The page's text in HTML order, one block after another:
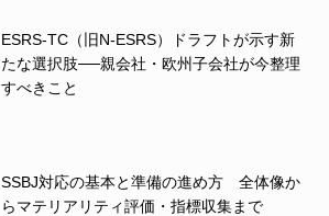
ESRS-TC（旧N-ESRS）ドラフトが示す新
たな選択肢──親会社・欧州子会社が今整理
すべきこと
SSBJ対応の基本と準備の進め方 全体像か
らマテリアリティ評価・指標収集まで